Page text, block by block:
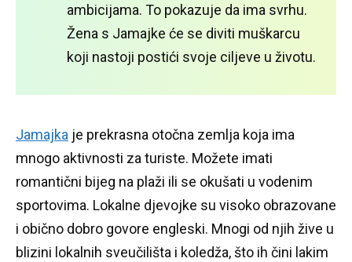
ambicijama. To pokazuje da ima svrhu.
Žena s Jamajke će se diviti muškarcu
koji nastoji postići svoje ciljeve u životu.
Jamajka je prekrasna otočna zemlja koja ima
mnogo aktivnosti za turiste. Možete imati
romantični bijeg na plaži ili se okušati u vodenim
sportovima. Lokalne djevojke su visoko obrazovane
i obično dobro govore engleski. Mnogi od njih žive u
blizini lokalnih sveučilišta i koledža, što ih čini lakim